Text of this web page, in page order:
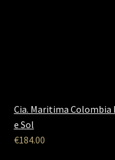
Cia. Maritima Colombia
e Sol
€184.00